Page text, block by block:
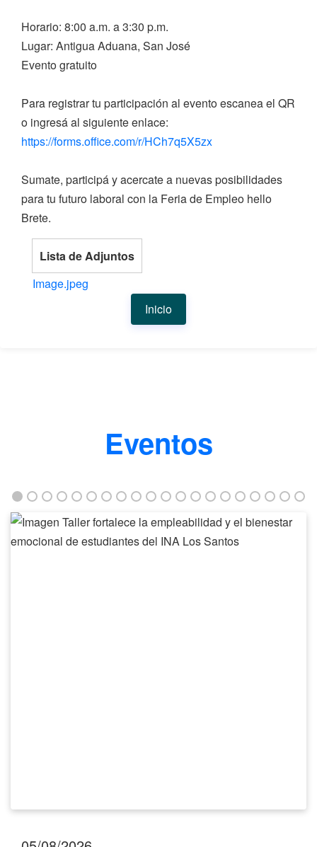
Horario: 8:00 a.m. a 3:30 p.m.
Lugar: Antigua Aduana, San José
Evento gratuito
Para registrar tu participación al evento escanea el QR
o ingresá al siguiente enlace:
https://forms.office.com/r/HCh7q5X5zx
Sumate, participá y acercate a nuevas posibilidades
para tu futuro laboral con la Feria de Empleo hello
Brete.
Lista de Adjuntos
Image.jpeg
Inicio
Eventos
Taller
fortalece